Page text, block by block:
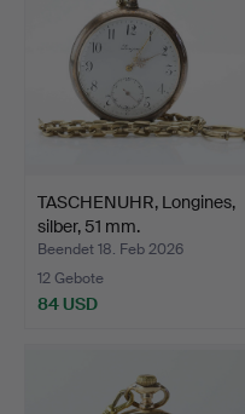
TASCHENUHR, Longines,
silber, 51 mm.
Beendet 18. Feb 2026
12 Gebote
84 USD